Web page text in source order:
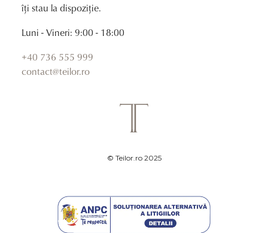
îți stau la dispoziție.
Luni - Vineri: 9:00 - 18:00
+40 736 555 999
contact@teilor.ro
© Teilor.ro 2025